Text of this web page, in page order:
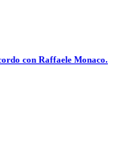
con Raffaele Monaco.